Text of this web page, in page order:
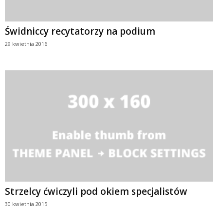
Świdniccy recytatorzy na podium
29 kwietnia 2016
Strzelcy ćwiczyli pod okiem specjalistów
30 kwietnia 2015